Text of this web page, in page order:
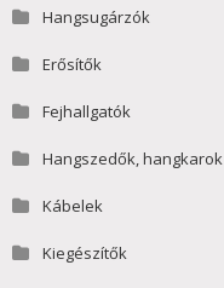
Hangsugárzók
Erősítők
Fejhallgatók
Hangszedők, hangkarok
Kábelek
Kiegészítők